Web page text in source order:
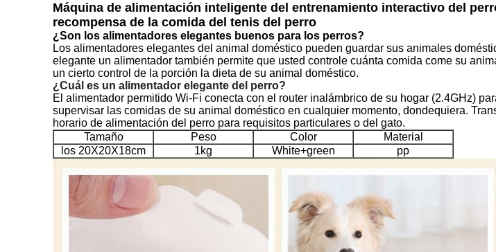
Máquina de alimentación inteligente del entrenamiento interactivo del
recompensa de la comida del tenis del perro
¿Son los alimentadores elegantes buenos para los perros?
Los alimentadores elegantes del animal doméstico pueden guardar sus animales
elegante un alimentador también permite que usted controle cuánta comida come su
un cierto control de la porción la dieta de su animal doméstico.
¿Cuál es un alimentador elegante del perro?
El alimentador permitido Wi-Fi conecta con el router inalámbrico de su hogar (2.4GHz)
supervisar las comidas de su animal doméstico en cualquier momento, dondequiera.
horario de alimentación del perro para requisitos particulares o del gato.
Tamaño
Peso Color
Material
los 20X20X18cm
1kg White+green pp